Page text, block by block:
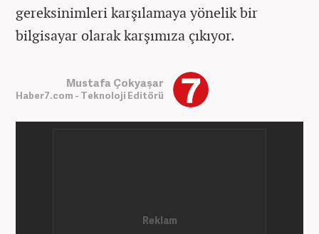
gereksinimleri karşılamaya yönelik bir
bilgisayar olarak karşımıza çıkıyor.
Mustafa Çokyaşar
Haber7.com - Teknoloji Editörü